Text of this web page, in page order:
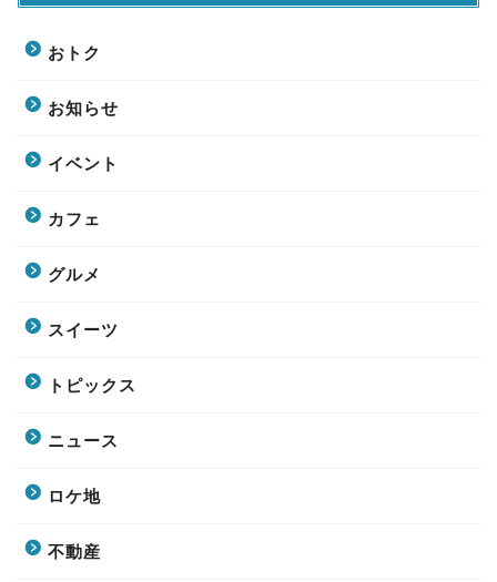
おトク
お知らせ
イベント
カフェ
グルメ
スイーツ
トピックス
ニュース
ロケ地
不動産